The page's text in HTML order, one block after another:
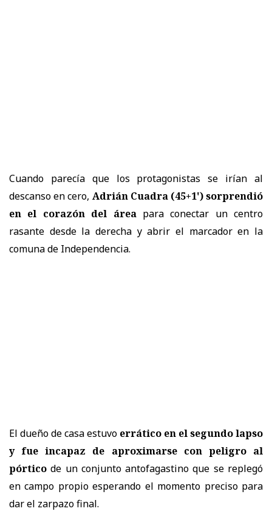
Cuando parecía que los protagonistas se irían al
descanso en cero, Adrián Cuadra (45+1') sorprendió
en el corazón del áreapara conectar un centro
rasante desde la derecha y abrir el marcador en la
comuna de Independencia.
El dueño de casa estuvo errático en el segundo lapso
y fue incapaz de aproximarse con peligro al
pórtico de un conjunto antofagastino que se replegó
en campo propio esperando el momento preciso para
dar el zarpazo final.